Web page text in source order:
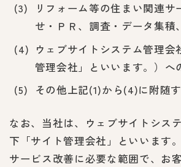
リフォーム等の住まい関連サ
せ・ＰＲ、調査・データ集積
ウェブサイトシステム管理会
管理会社」といいます。）へ
その他上記(1)から(4)に附随
なお、当社は、ウェブサイトシス
下「サイト管理会社」といいます
サービス改善に必要な範囲で、お